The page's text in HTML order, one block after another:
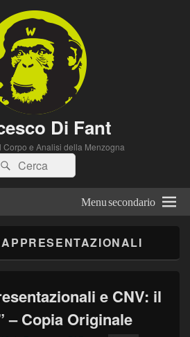
Di Fant
Corpo e Analisi della Menzogna
Cerca
Menu secondario
e CNV: il
– Copia Originale